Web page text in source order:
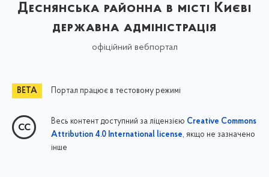
Деснянська районна в місті Києві
державна адміністрація
офіційний вебпортал
Портал працює в тестовому режимі
Весь контент доступний за ліцензією Creative Commons
Attribution 4.0 International license, якщо не зазначено
інше